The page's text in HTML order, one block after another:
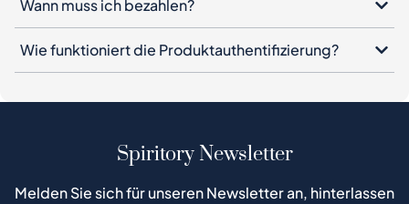
Wann muss ich bezahlen?
Wie funktioniert die Produktauthentifizierung?
Spiritory Newsletter
Melden Sie sich für unseren Newsletter an, hinterlassen